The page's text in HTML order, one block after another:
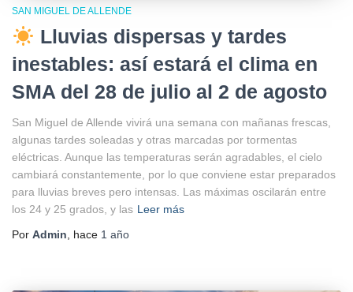
SAN MIGUEL DE ALLENDE
Lluvias dispersas y tardes
inestables: así estará el clima en
SMA del 28 de julio al 2 de agosto
San Miguel de Allende vivirá una semana con mañanas frescas,
algunas tardes soleadas y otras marcadas por tormentas
eléctricas. Aunque las temperaturas serán agradables, el cielo
cambiará constantemente, por lo que conviene estar preparados
para lluvias breves pero intensas. Las máximas oscilarán entre
los 24 y 25 grados, y las Leer más
Por Admin, hace 1 año